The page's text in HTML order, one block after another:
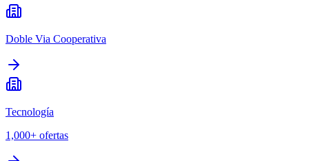
Doble Via Cooperativa
Tecnología
1,000+ ofertas